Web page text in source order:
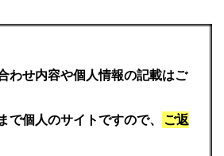
わせ内容や個人情報の記載はご
で個人のサイトですので、
ご返